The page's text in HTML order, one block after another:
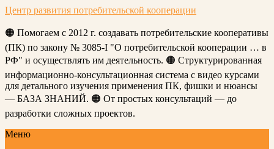
Центр развития потребительской кооперации
🟠 Помогаем с 2012 г. создавать потребительские кооперативы
(ПК) по закону № 3085-I "О потребительской кооперации … в
РФ" и осуществлять им деятельность. 🟠 Структурированная
информационно-консультационная система с видео курсами
для детального изучения применения ПК, фишки и нюансы
— БАЗА ЗНАНИЙ. 🟠 От простых консультаций — до
разработки сложных проектов.
Меню